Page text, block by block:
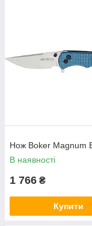
Нож Boker Magnum
В наявності
1 766 ₴
Купити